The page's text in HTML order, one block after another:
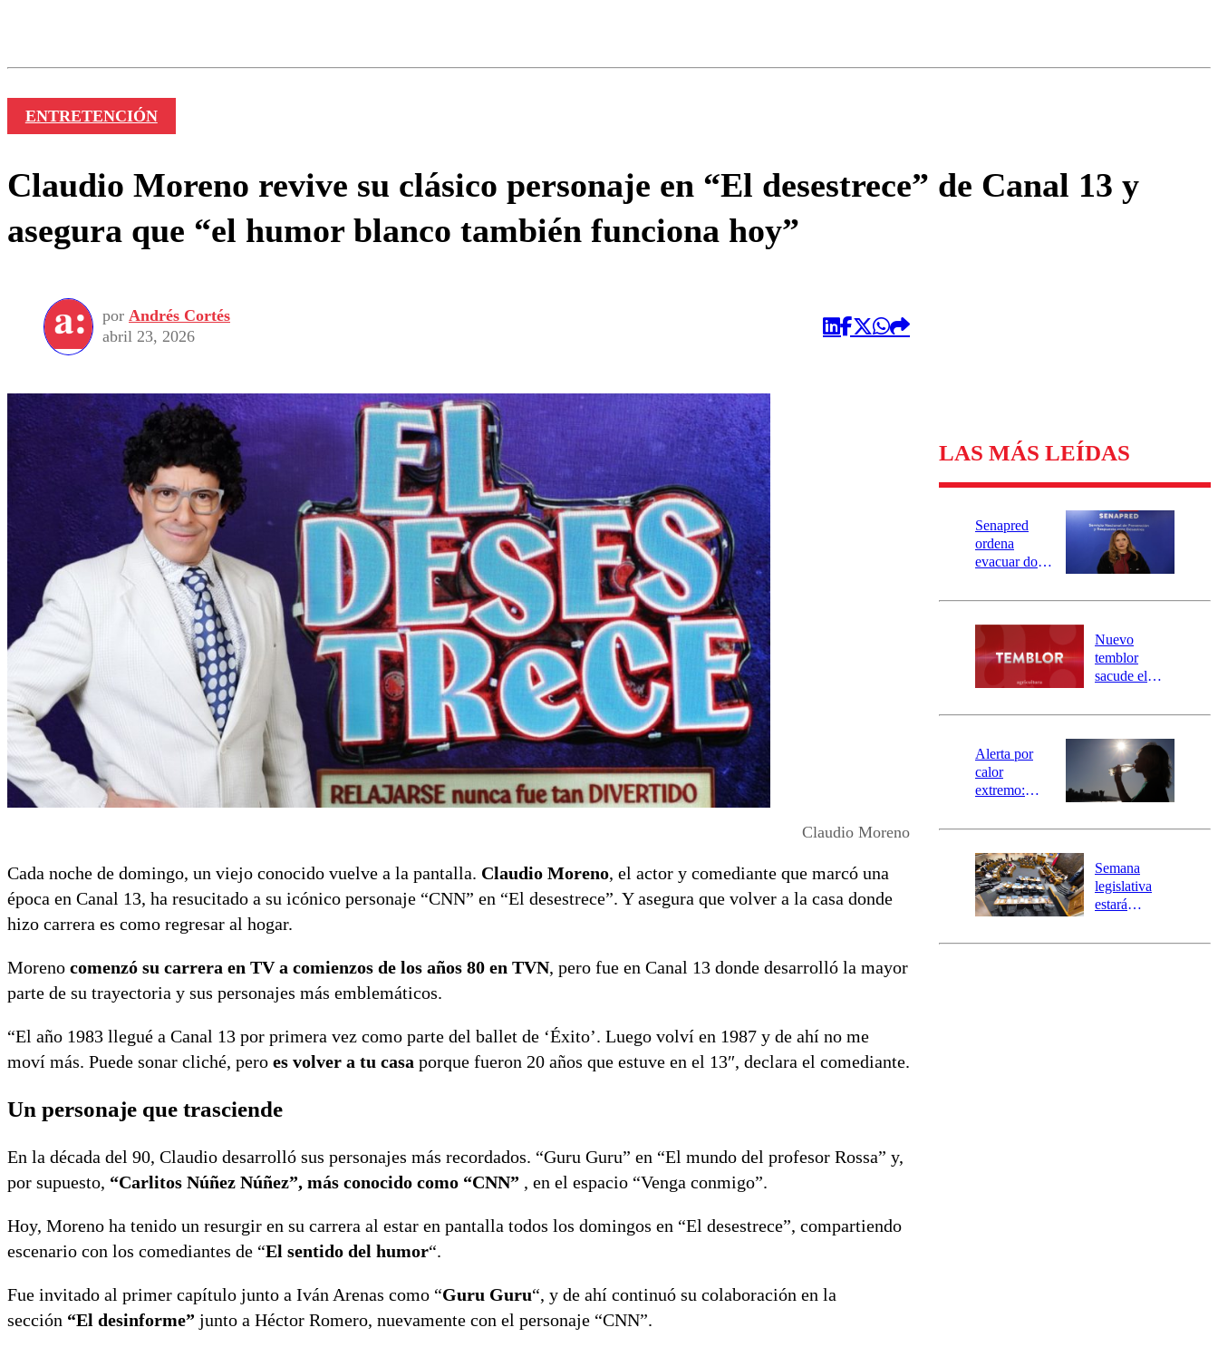
ENTRETENCIÓN
Claudio Moreno revive su clásico personaje en “El desestrece” de Canal 13 y
asegura que “el humor blanco también funciona hoy”
por Andrés Cortés
abril 23, 2026
Claudio Moreno
Cada noche de domingo, un viejo conocido vuelve a la pantalla. Claudio Moreno, el actor y comediante que marcó una
época en Canal 13, ha resucitado a su icónico personaje “CNN” en “El desestrece”. Y asegura que volver a la casa donde
hizo carrera es como regresar al hogar.
Moreno comenzó su carrera en TV a comienzos de los años 80 en TVN, pero fue en Canal 13 donde desarrolló la mayor
parte de su trayectoria y sus personajes más emblemáticos.
“El año 1983 llegué a Canal 13 por primera vez como parte del ballet de ‘Éxito’. Luego volví en 1987 y de ahí no me
moví más. Puede sonar cliché, pero es volver a tu casa porque fueron 20 años que estuve en el 13″, declara el comediante.
Un personaje que trasciende
En la década del 90, Claudio desarrolló sus personajes más recordados. “Guru Guru” en “El mundo del profesor Rossa” y,
por supuesto, “Carlitos Núñez Núñez”, más conocido como “CNN” , en el espacio “Venga conmigo”.
Hoy, Moreno ha tenido un resurgir en su carrera al estar en pantalla todos los domingos en “El desestrece”, compartiendo
escenario con los comediantes de “El sentido del humor“.
Fue invitado al primer capítulo junto a Iván Arenas como “Guru Guru“, y de ahí continuó su colaboración en la
sección “El desinforme” junto a Héctor Romero, nuevamente con el personaje “CNN”.
LAS MÁS LEÍDAS
Senapred
ordena
evacuar dos
Carahue por
activa
mensajería
SAE
Nuevo
temblor
sacude el
revisa la
epicentro
Alerta por
calor
extremo:
activa Alerta
Preventiva en
tres comunas
Semana
legislativa
estará
el fin de la